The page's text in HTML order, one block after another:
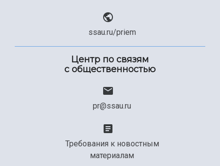
ssau.ru/priem
Центр по связям
с общественностью
pr@ssau.ru
Требования к новостным
материалам